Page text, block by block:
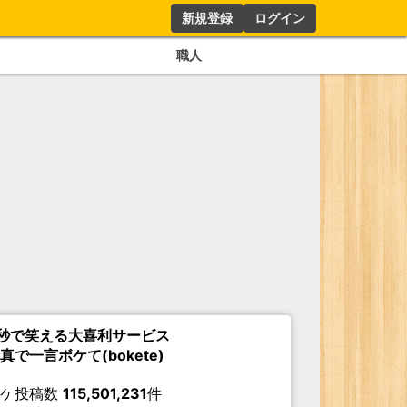
新規登録 ログイン
職人
で笑える大喜利サービス
で一言ボケて(bokete)
投稿数 115,501,231件